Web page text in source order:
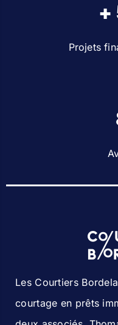
+
Projets
Les Courtiers
courtage en prêts